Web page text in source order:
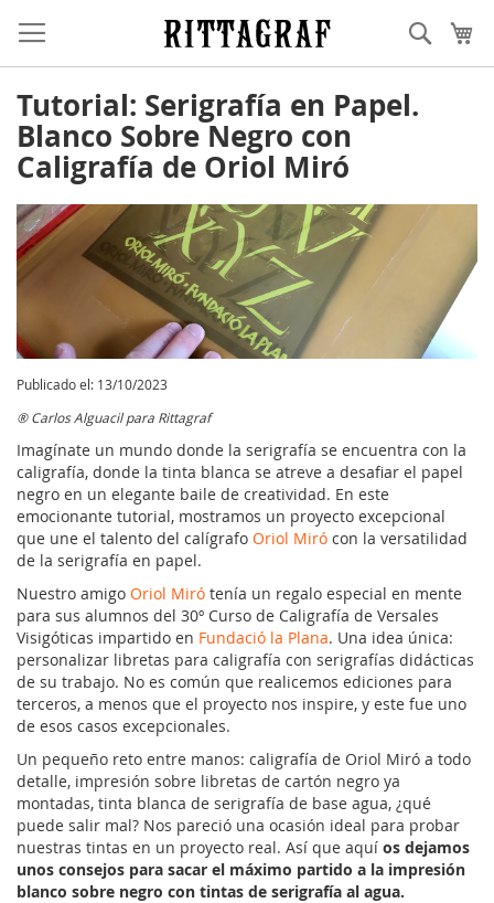
al
Buscar
Tutorial: Serigrafía en Papel.
Blanco Sobre Negro con
Caligrafía de Oriol Miró
Publicado el: 13/10/2023
® Carlos Alguacil para Rittagraf
Imagínate un mundo donde la serigrafía se encuentra con la
caligrafía, donde la tinta blanca se atreve a desafiar el papel
negro en un elegante baile de creatividad. En este
emocionante tutorial, mostramos un proyecto excepcional
que une el talento del calígrafo Oriol Miró con la versatilidad
de la serigrafía en papel.
Nuestro amigo Oriol Miró tenía un regalo especial en mente
para sus alumnos del 30º Curso de Caligrafía de Versales
Visigóticas impartido en Fundació la Plana. Una idea única:
personalizar libretas para caligrafía con serigrafías didácticas
de su trabajo. No es común que realicemos ediciones para
terceros, a menos que el proyecto nos inspire, y este fue uno
de esos casos excepcionales.
Un pequeño reto entre manos: caligrafía de Oriol Miró a todo
detalle, impresión sobre libretas de cartón negro ya
montadas, tinta blanca de serigrafía de base agua, ¿qué
puede salir mal? Nos pareció una ocasión ideal para probar
nuestras tintas en un proyecto real. Así que aquí os dejamos
unos consejos para sacar el máximo partido a la impresión
blanco sobre negro con tintas de serigrafía al agua.